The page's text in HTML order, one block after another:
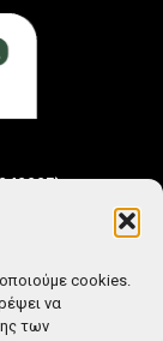
cookies.
να
των